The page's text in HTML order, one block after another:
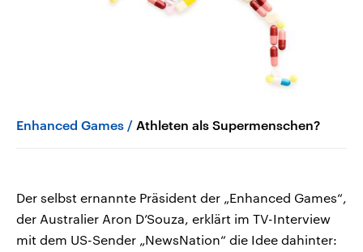
Enhanced Games Athleten als Supermenschen?
Der selbst ernannte Präsident der „Enhanced Games“,
der Australier Aron D’Souza, erklärt im TV-Interview
mit dem US-Sender „NewsNation“ die Idee dahinter: